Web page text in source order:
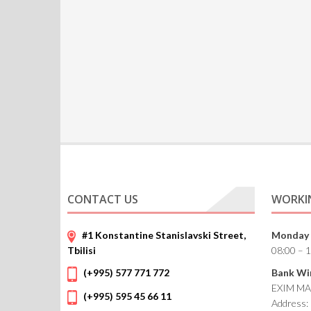
CONTACT US
#1 Konstantine Stanislavski Street,
Tbilisi
(+995) 577 771 772
(+995) 595 45 66 11
08:00 –
Bank
EXIM
Address: